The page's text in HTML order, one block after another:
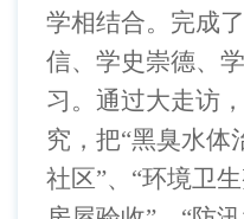
学相结合。完成
信、学史崇德、
习。通过大走访
究，把“黑臭水体
社区”、“环境卫